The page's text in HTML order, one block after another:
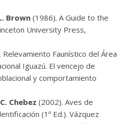
Brown (1986). A Guide to the
University Press,
Relevamiento Faunístico del Área
Iguazú. El vencejo de
y comportamiento
Chebez (2002). Aves de
(1º Ed.). Vázquez